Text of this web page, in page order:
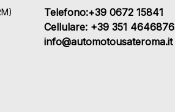
Telefono:+39 0672 15841
Cellulare: +39 351 4646876
info@automotousateroma.it